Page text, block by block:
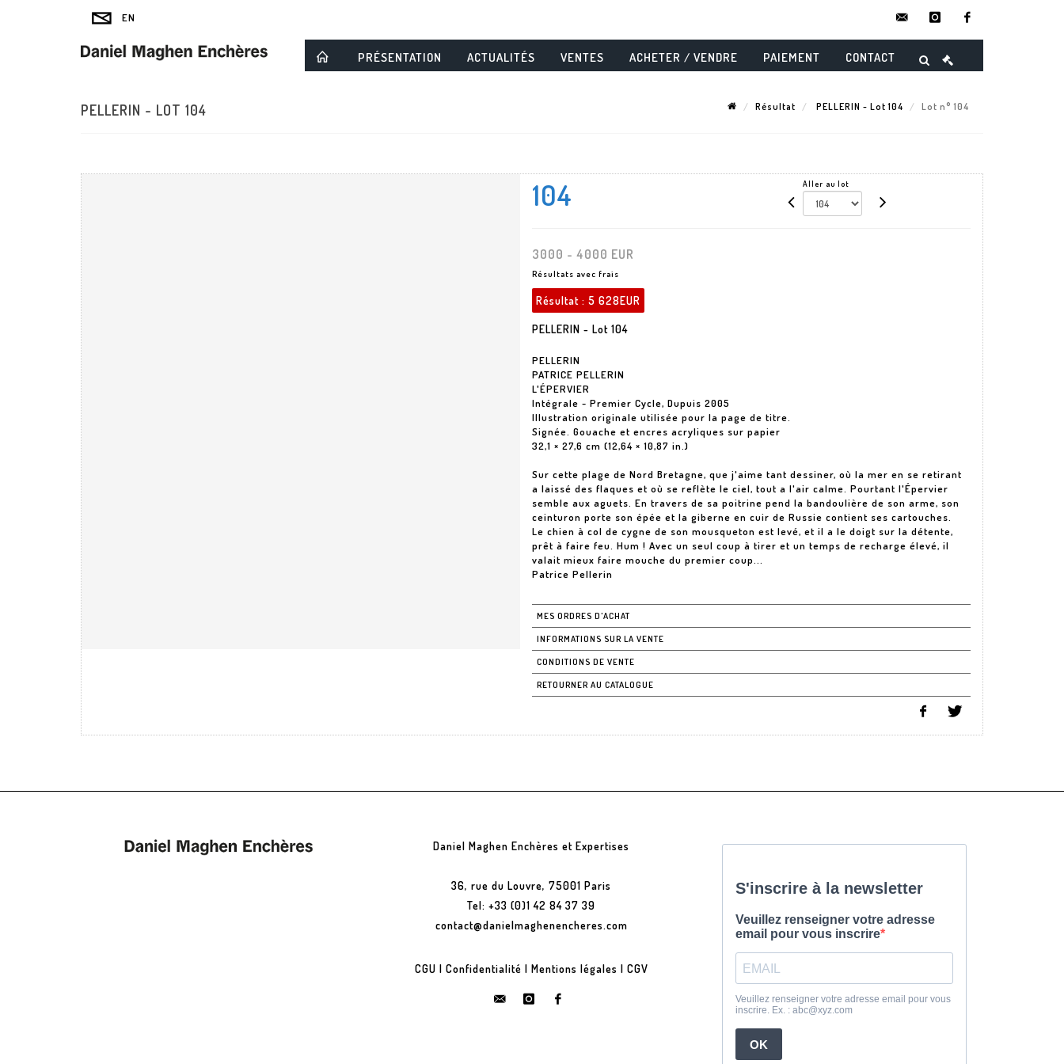
instagram
PRÉSENTATION ACTUALITÉS VENTES ACHETER / VENDRE PAIEMENT CONTACT
PELLERIN - LOT 104 Résultat PELLERIN - Lot 104 Lot n° 104
104 Aller au lot
3000 - 4000 EUR
Résultats avec frais
Résultat : 5 628EUR
PELLERIN - Lot 104
PELLERIN
PATRICE PELLERIN
L'ÉPERVIER
Intégrale - Premier Cycle, Dupuis 2005
Illustration originale utilisée pour la page de titre.
Signée. Gouache et encres acryliques sur papier
32,1 × 27,6 cm (12,64 × 10,87 in.)
Sur cette plage de Nord Bretagne, que j'aime tant dessiner, où la mer en se retirant
a laissé des flaques et où se reflète le ciel, tout a l'air calme. Pourtant l'Épervier
semble aux aguets. En travers de sa poitrine pend la bandoulière de son arme, son
ceinturon porte son épée et la giberne en cuir de Russie contient ses cartouches.
Le chien à col de cygne de son mousqueton est levé, et il a le doigt sur la détente,
prêt à faire feu. Hum ! Avec un seul coup à tirer et un temps de recharge élevé, il
valait mieux faire mouche du premier coup...
Patrice Pellerin
MES ORDRES D'ACHAT
INFORMATIONS SUR LA VENTE
CONDITIONS DE VENTE
RETOURNER AU CATALOGUE
Daniel Maghen Enchères et Expertises
36, rue du Louvre, 75001 Paris
Tel: +33 (0)1 42 84 37 39
contact@danielmaghenencheres.com
CGU | Confidentialité | Mentions légales | CGV